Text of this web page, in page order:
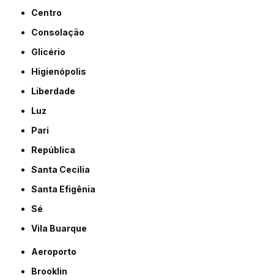
Centro
Consolação
Glicério
Higienópolis
Liberdade
Luz
Pari
República
Santa Cecília
Santa Efigênia
Sé
Vila Buarque
Aeroporto
Brooklin